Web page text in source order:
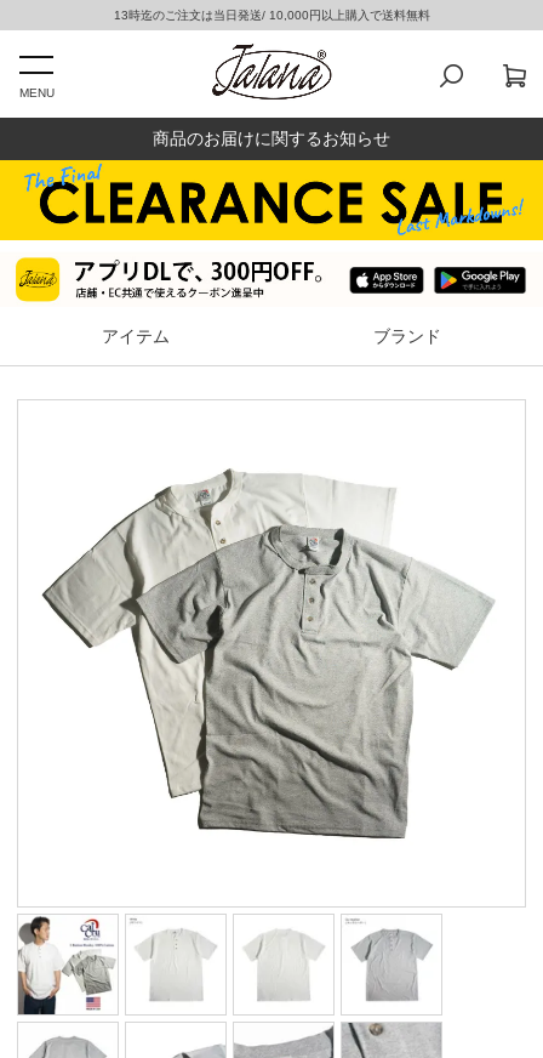
13時迄のご注文は当日発送/ 10,000円以上購入で送料無料
MENU
商品のお届けに関するお知らせ
アイテム ブランド